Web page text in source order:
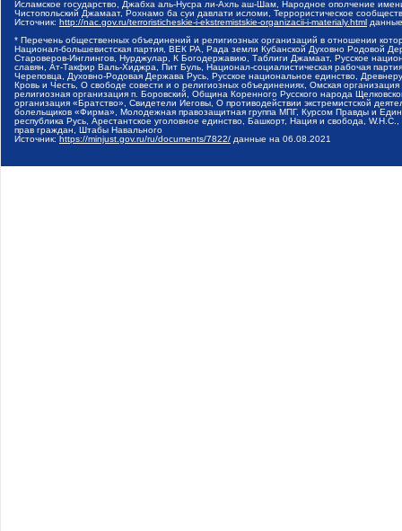
Исламское государство, Джабха аль-Нусра ли-Ахль аш-Шам, Народное ополчение
Чистопольский Джамаат, Рохнамо ба суи давлати исломи, Террористическое
Источник: http://nac.gov.ru/terroristicheskie-i-ekstremistskie-organizacii-i-materialy.html
* Перечень общественных объединений и религиозных организаций в отношении
Национал-большевистская партия, ВЕК РА, Рада земли Кубанской Духовно Родовой
Староверов-Инглингов, Нурджулар, К Богодержавию, Таблиги Джамаат, Русское
славян, Ат-Такфир Валь-Хиджра, Пит Буль, Национал-социалистическая рабочая
Череповца, Духовно-Родовая Держава Русь, Русское национальное единство,
Кровь и Честь, О свободе совести и о религиозных объединениях, Омская
религиозная организация п. Боровский, Община Коренного Русского народа
организация «Братство», Свидетели Иеговы, О противодействии экстремистской
болельщиков «Фирма», Молодежная правозащитная группа МПГ, Курсом Правды и
республика Русь, Арестантское уголовное единство, Башкорт, Нация и свобода,
прав граждан, Штабы Навального
Источник: https://minjust.gov.ru/ru/documents/7822/ данные на 06.08.2021